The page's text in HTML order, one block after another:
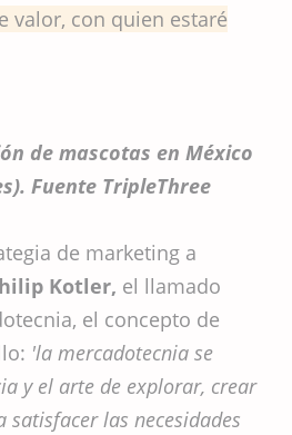
valor, con quien estaré
de mascotas en México
Fuente TripleThree
de marketing a
Kotler, el llamado
el concepto de
'la mercadotecnia se
y el arte de explorar, crear
satisfacer las necesidades